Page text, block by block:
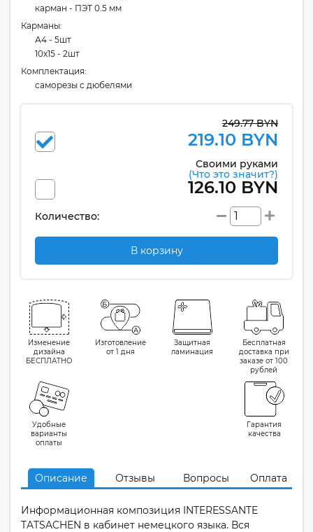
карман - ПЭТ 0.5 мм
Карманы:
А4 - 5шт
10x15 - 2шт
Комплектация:
cаморезы с дюбелями
249.77 BYN
219.10 BYN
Своими руками
(Что это значит?)
126.10 BYN
Количество:
В корзину
Изменение
дизайна
БЕСПЛАТНО
Изготовление
от 1 дня
Защитная
ламинация
Бесплатная
доставка при
заказе от 100
рублей
Удобные
варианты
оплаты
Гарантия
качества
Описание Отзывы Вопросы Оплата
Информационная композиция INTERESSANTE
TATSACHEN в кабинет немецкого языка. Вся